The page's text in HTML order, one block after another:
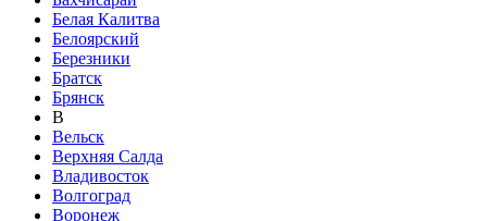
Белая Калитва
Белоярский
Березники
Братск
Брянск
В
Вельск
Верхняя Салда
Владивосток
Волгоград
Воронеж